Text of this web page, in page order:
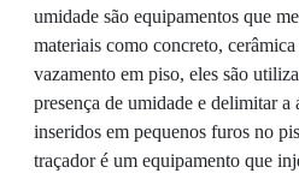
umidade são equipamentos que
materiais como concreto,
vazamento em piso, eles são
presença de umidade e delimitar a
inseridos em pequenos furos no
traçador é um equipamento que